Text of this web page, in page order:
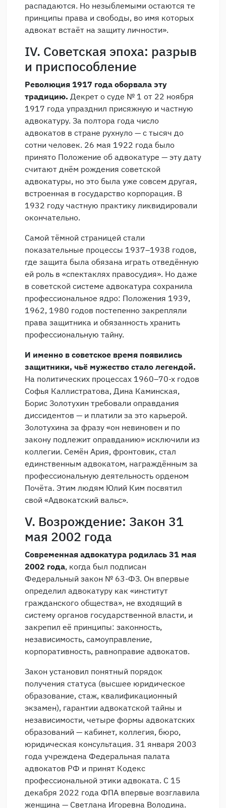
распадаются. Но незыблемыми остаются те
принципы права и свободы, во имя которых
адвокат встаёт на защиту личности».
IV. Советская эпоха: разрыв
и приспособление
Революция 1917 года оборвала эту
традицию. Декрет о суде № 1 от 22 ноября
1917 года упразднил присяжную и частную
адвокатуру. За полтора года число
адвокатов в стране рухнуло — с тысяч до
сотни человек. 26 мая 1922 года было
принято Положение об адвокатуре — эту дату
считают днём рождения советской
адвокатуры, но это была уже совсем другая,
встроенная в государство корпорация. В
1932 году частную практику ликвидировали
окончательно.
Самой тёмной страницей стали
показательные процессы 1937–1938 годов,
где защита была обязана играть отведённую
ей роль в «спектаклях правосудия». Но даже
в советской системе адвокатура сохранила
профессиональное ядро: Положения 1939,
1962, 1980 годов постепенно закрепляли
права защитника и обязанность хранить
профессиональную тайну.
И именно в советское время появились
защитники, чьё мужество стало легендой.
На политических процессах 1960–70-х годов
Софья Каллистратова, Дина Каминская,
Борис Золотухин требовали оправдания
диссидентов — и платили за это карьерой.
Золотухина за фразу «он невиновен и по
закону подлежит оправданию» исключили из
коллегии. Семён Ария, фронтовик, стал
единственным адвокатом, награждённым за
профессиональную деятельность орденом
Почёта. Этим людям Юлий Ким посвятил
свой «Адвокатский вальс».
V. Возрождение: Закон 31
мая 2002 года
Современная адвокатура родилась 31 мая
2002 года, когда был подписан
Федеральный закон № 63-ФЗ. Он впервые
определил адвокатуру как «институт
гражданского общества», не входящий в
систему органов государственной власти, и
закрепил её принципы: законность,
независимость, самоуправление,
корпоративность, равноправие адвокатов.
Закон установил понятный порядок
получения статуса (высшее юридическое
образование, стаж, квалификационный
экзамен), гарантии адвокатской тайны и
независимости, четыре формы адвокатских
образований — кабинет, коллегия, бюро,
юридическая консультация. 31 января 2003
года учреждена Федеральная палата
адвокатов РФ и принят Кодекс
профессиональной этики адвоката. С 15
декабря 2022 года ФПА впервые возглавила
женщина — Светлана Игоревна Володина.